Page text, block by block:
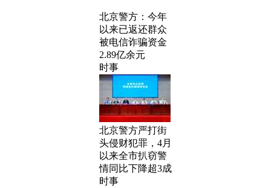
北京警方：今年
以来已返还群众
被电信诈骗资金
2.89亿余元
时事
北京警方严打街
头侵财犯罪，4月
以来全市扒窃警
情同比下降超3成
时事